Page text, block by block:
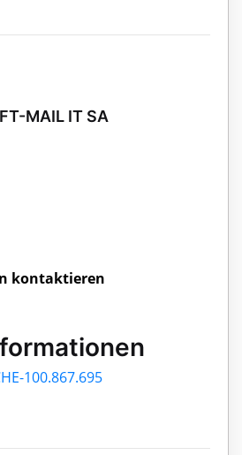
MAIL IT SA
kontaktieren
100.867.695